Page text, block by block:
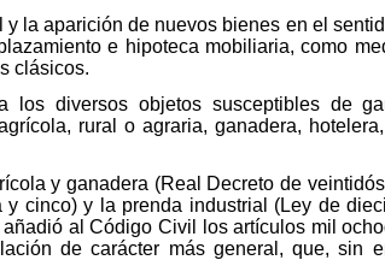
la aparición de nuevos bienes en el
e hipoteca mobiliaria, como
clásicos.
diversos objetos susceptibles de
rural o agraria, ganadera,
y ganadera (Real Decreto de
cinco) y la prenda industrial (Ley de
al Código Civil los artículos mil
de carácter más general, que, sin